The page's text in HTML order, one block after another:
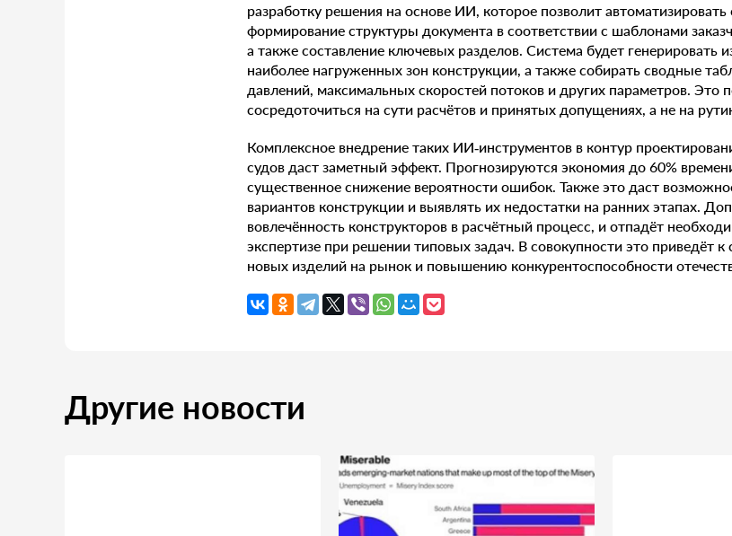
разработку решения на основе ИИ, которое позволит автоматизировать
формирование структуры документа в соответствии с шаблонами
а также составление ключевых разделов. Система будет генерировать
наиболее нагруженных зон конструкции, а также собирать сводные
давлений, максимальных скоростей потоков и других параметров. Это
сосредоточиться на сути расчётов и принятых допущениях, а не на
Комплексное внедрение таких ИИ‑инструментов в контур
судов даст заметный эффект. Прогнозируются экономия до 60%
существенное снижение вероятности ошибок. Также это даст
вариантов конструкции и выявлять их недостатки на ранних этапах.
вовлечённость конструкторов в расчётный процесс, и отпадёт
экспертизе при решении типовых задач. В совокупности это приведёт
новых изделий на рынок и повышению конкурентоспособности
Другие новости